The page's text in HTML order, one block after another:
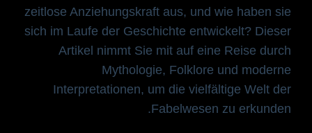
zeitlose Anziehungskraft aus, und wie haben sie
sich im Laufe der Geschichte entwickelt? Dieser
Artikel nimmt Sie mit auf eine Reise durch
Mythologie, Folklore und moderne
Interpretationen, um die vielfältige Welt der
Fabelwesen zu erkunden.